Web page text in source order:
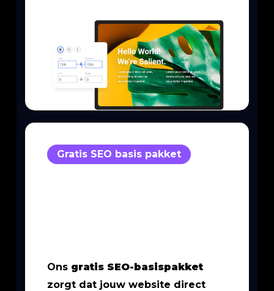
Gratis SEO basis pakket
Ons gratis SEO-basispakket
zorgt dat jouw website direct